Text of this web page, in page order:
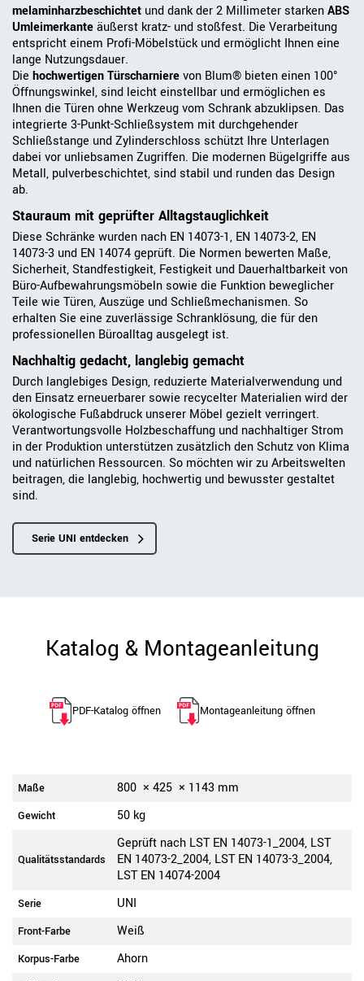
melaminharzbeschichtet und dank der 2 Millimeter starkenABS
Umleimerkanteäußerst kratz- und stoßfest. Die Verarbeitung
entspricht einem Profi-Möbelstück und ermöglicht Ihnen eine
lange Nutzungsdauer.
Die hochwertigen Türscharnierevon Blum® bieten einen 100°
Öffnungswinkel, sind leicht einstellbar und ermöglichen es
Ihnen die Türen ohne Werkzeug vom Schrank abzuklipsen. Das
integrierte 3-Punkt-Schließsystem mit durchgehender
Schließstange und Zylinderschloss schützt Ihre Unterlagen
dabei vor unliebsamen Zugriffen. Die modernen Bügelgriffe aus
Metall, pulverbeschichtet, sind stabil und runden das Design
ab.
Stauraum mit geprüfter Alltagstauglichkeit
Diese Schränke wurden nach EN 14073-1, EN 14073-2, EN
14073-3 und EN 14074 geprüft. Die Normen bewerten Maße,
Sicherheit, Standfestigkeit, Festigkeit und Dauerhaltbarkeit von
Büro-Aufbewahrungsmöbeln sowie die Funktion beweglicher
Teile wie Türen, Auszüge und Schließmechanismen. So
erhalten Sie eine zuverlässige Schranklösung, die für den
professionellen Büroalltag ausgelegt ist.
Nachhaltig gedacht, langlebig gemacht
Durch langlebiges Design, reduzierte Materialverwendung und
den Einsatz erneuerbarer sowie recycelter Materialien wird der
ökologische Fußabdruck unserer Möbel gezielt verringert.
Verantwortungsvolle Holzbeschaffung und nachhaltiger Strom
in der Produktion unterstützen zusätzlich den Schutz von Klima
und natürlichen Ressourcen. So möchten wir zu Arbeitswelten
beitragen, die langlebig, hochwertig und bewusster gestaltet
sind.
Serie UNI entdecken
Katalog & Montageanleitung
PDF-Katalog öffnen Montageanleitung öffnen
Maße 800 × 425 × 1143 mm
Gewicht 50 kg
Qualitätsstandards
Geprüft nach LST EN 14073-1_2004, LST
EN 14073-2_2004, LST EN 14073-3_2004,
LST EN 14074-2004
Serie UNI
Front-Farbe Weiß
Korpus-Farbe Ahorn